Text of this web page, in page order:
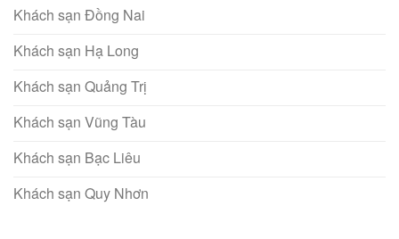
Khách sạn Đồng Nai
Khách sạn Hạ Long
Khách sạn Quảng Trị
Khách sạn Vũng Tàu
Khách sạn Bạc Liêu
Khách sạn Quy Nhơn